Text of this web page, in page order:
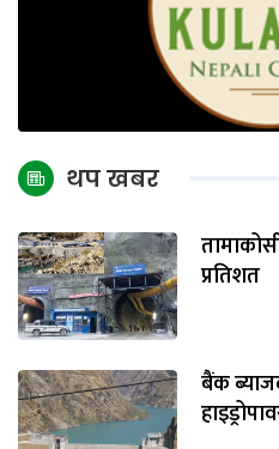
थप खबर
प्रतिशत
बैंक